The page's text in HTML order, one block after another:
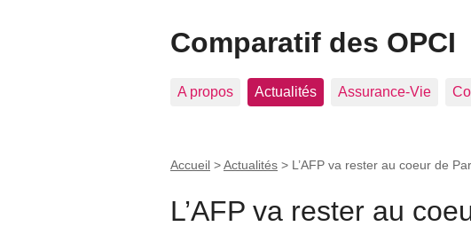
Comparatif des OPCI
A propos Actualités Assurance-Vie
Accueil >Actualités > L’AFP va rester au coeur de
L’AFP va rester au